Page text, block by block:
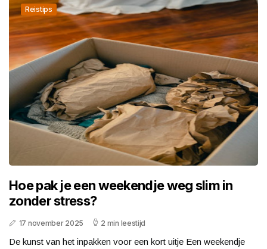
Reistips
Hoe pak je een weekendje weg slim in
zonder stress?
17 november 2025 2 min leestijd
De kunst van het inpakken voor een kort uitje Een weekendje